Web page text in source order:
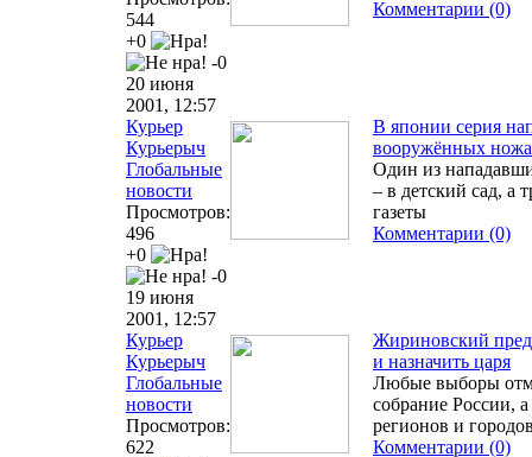
544
+0
-0
Комментарии (0)
20 июня
2001, 12:57
Курьер
Курьерыч
Глобальные
новости
Просмотров:
496
+0
-0
В японии серия
вооружённых
Один из
– в детский сад, а
газеты
Комментарии (0)
19 июня
2001, 12:57
Курьер
Курьерыч
Глобальные
новости
Просмотров:
622
Жириновский
и назначить царя
Любые выборы
собрание России,
регионов и
Комментарии (0)